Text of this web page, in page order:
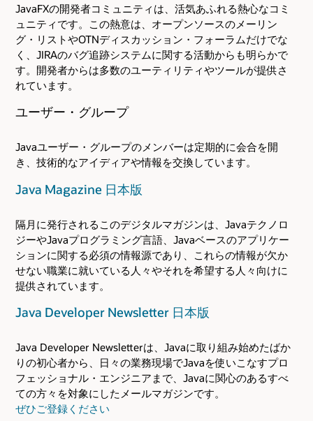
JavaFXの開発者コミュニティは、活気あふれる熱心なコミ
ュニティです。この熱意は、オープンソースのメーリン
グ・リストやOTNディスカッション・フォーラムだけでな
く、JIRAのバグ追跡システムに関する活動からも明らかで
す。開発者からは多数のユーティリティやツールが提供さ
れています。
ユーザー・グループ
Javaユーザー・グループのメンバーは定期的に会合を開
き、技術的なアイディアや情報を交換しています。
Java Magazine 日本版
隔月に発行されるこのデジタルマガジンは、Javaテクノロ
ジーやJavaプログラミング言語、Javaベースのアプリケー
ションに関する必須の情報源であり、これらの情報が欠か
せない職業に就いている人々やそれを希望する人々向けに
提供されています。
Java Developer Newsletter 日本版
Java Developer Newsletterは、Javaに取り組み始めたばか
りの初心者から、日々の業務現場でJavaを使いこなすプロ
フェッショナル・エンジニアまで、Javaに関心のあるすべ
ての方々を対象にしたメールマガジンです。
ぜひご登録ください